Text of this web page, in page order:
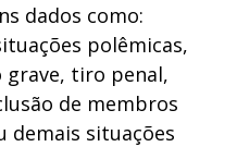
dados como:
polêmicas,
grave, tiro penal,
de membros
demais situações